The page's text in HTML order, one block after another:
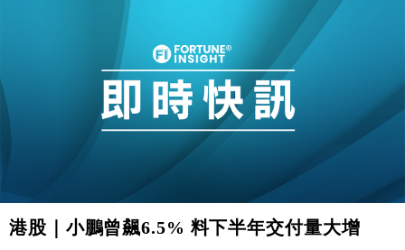
港股｜小鵬曾飆6.5% 料下半年交付量大增